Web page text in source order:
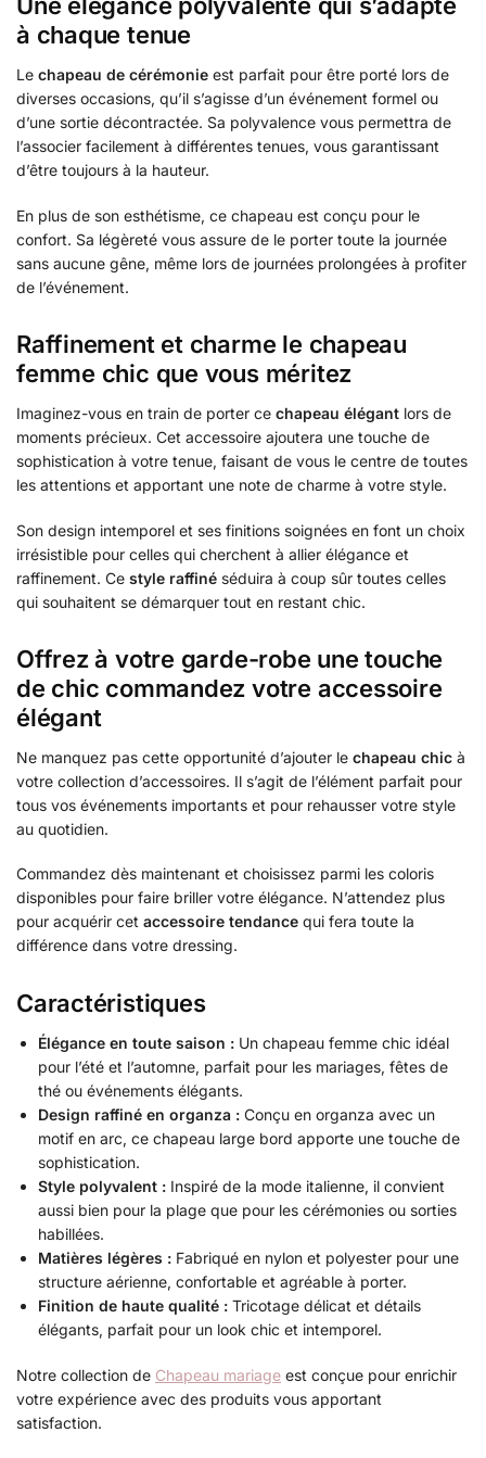
Une élégance polyvalente qui s’adapte
à chaque tenue
Le chapeau de cérémonie est parfait pour être porté lors de
diverses occasions, qu’il s’agisse d’un événement formel ou
d’une sortie décontractée. Sa polyvalence vous permettra de
l’associer facilement à différentes tenues, vous garantissant
d’être toujours à la hauteur.
En plus de son esthétisme, ce chapeau est conçu pour le
confort. Sa légèreté vous assure de le porter toute la journée
sans aucune gêne, même lors de journées prolongées à profiter
de l’événement.
Raffinement et charme le chapeau
femme chic que vous méritez
Imaginez-vous en train de porter ce chapeau élégant lors de
moments précieux. Cet accessoire ajoutera une touche de
sophistication à votre tenue, faisant de vous le centre de toutes
les attentions et apportant une note de charme à votre style.
Son design intemporel et ses finitions soignées en font un choix
irrésistible pour celles qui cherchent à allier élégance et
raffinement. Ce style raffiné séduira à coup sûr toutes celles
qui souhaitent se démarquer tout en restant chic.
Offrez à votre garde-robe une touche
de chic commandez votre accessoire
élégant
Ne manquez pas cette opportunité d’ajouter le chapeau chic à
votre collection d’accessoires. Il s’agit de l’élément parfait pour
tous vos événements importants et pour rehausser votre style
au quotidien.
Commandez dès maintenant et choisissez parmi les coloris
disponibles pour faire briller votre élégance. N’attendez plus
pour acquérir cet accessoire tendance qui fera toute la
différence dans votre dressing.
Caractéristiques
Élégance en toute saison : Un chapeau femme chic idéal
pour l’été et l’automne, parfait pour les mariages, fêtes de
thé ou événements élégants.
Design raffiné en organza : Conçu en organza avec un
motif en arc, ce chapeau large bord apporte une touche de
sophistication.
Style polyvalent : Inspiré de la mode italienne, il convient
aussi bien pour la plage que pour les cérémonies ou sorties
habillées.
Matières légères : Fabriqué en nylon et polyester pour une
structure aérienne, confortable et agréable à porter.
Finition de haute qualité : Tricotage délicat et détails
élégants, parfait pour un look chic et intemporel.
Notre collection de Chapeau mariage est conçue pour enrichir
votre expérience avec des produits vous apportant
satisfaction.